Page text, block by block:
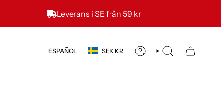
Leverans i SE från 59 kr
IDIOMA
ESPAÑOL MONEDA
SEK KR CUENTA BÚSQUEDA